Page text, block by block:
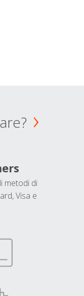
metodi di
Visa e